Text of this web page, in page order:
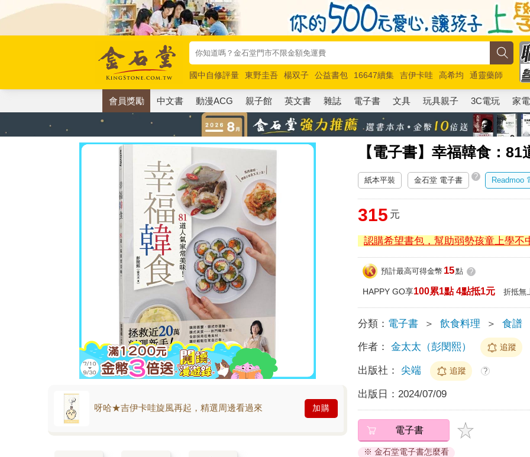
國中自修評量 東野圭吾 楊双子 公益書包 16647續集 吉伊卡哇 高希均
通靈藥師
唯紅花綻放
奧德賽 路邊攤新作 馬斯克 玩具總動員5 超慢跑
會員獎勵 中文書 動漫ACG 親子館 英文書 雜誌 電子書 文具 玩具親子 3C電玩 家電
【電子書】幸福韓食：
呀哈★吉伊卡哇旋風再起，精選周邊看過來 加購
紙本平裝 金石堂 電子書 ? Readmoo
315 元
認購希望書包，幫助弱勢孩童上學不
預計最高可得金幣 15點 ?
HAPPY GO享100累1點 4點抵1元 折抵無
分類： 電子書 ＞ 飲食料理 ＞ 食譜
作者： 金太太（彭閔熙） 追蹤
出版社： 尖端 追蹤 ?
出版日： 2024/07/09
電子書
※ 金石堂電子書怎麼看